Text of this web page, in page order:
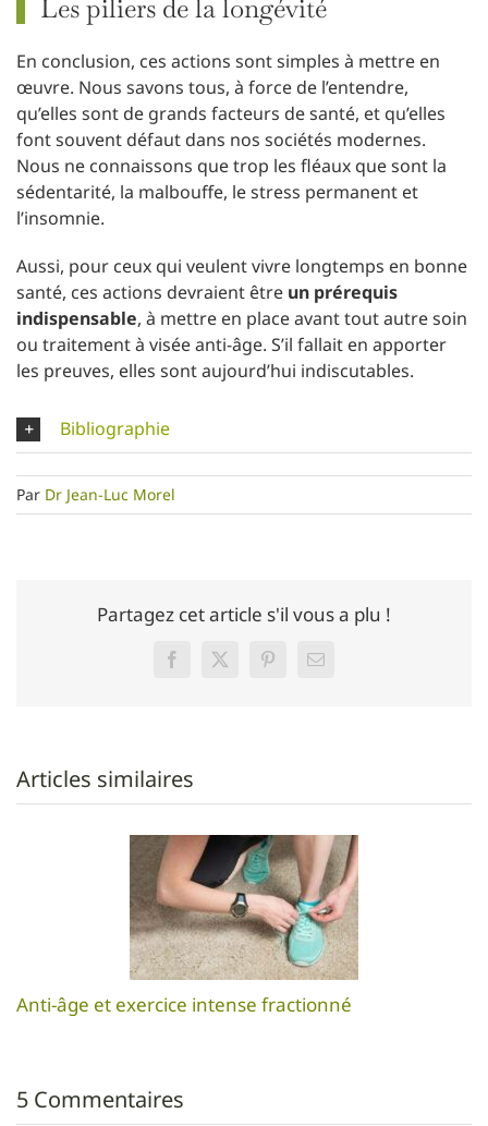
Les piliers de la longévité
En conclusion, ces actions sont simples à mettre en
œuvre. Nous savons tous, à force de l’entendre,
qu’elles sont de grands facteurs de santé, et qu’elles
font souvent défaut dans nos sociétés modernes.
Nous ne connaissons que trop les fléaux que sont la
sédentarité, la malbouffe, le stress permanent et
l’insomnie.
Aussi, pour ceux qui veulent vivre longtemps en bonne
santé, ces actions devraient être un prérequis
indispensable, à mettre en place avant tout autre soin
ou traitement à visée anti-âge. S’il fallait en apporter
les preuves, elles sont aujourd’hui indiscutables.
Bibliographie
Par Dr Jean-Luc Morel
Partagez cet article s'il vous a plu !
FacebookTwitterPinterestEmail
Articles similaires
Anti-âge et exercice intense fractionné
5 Commentaires